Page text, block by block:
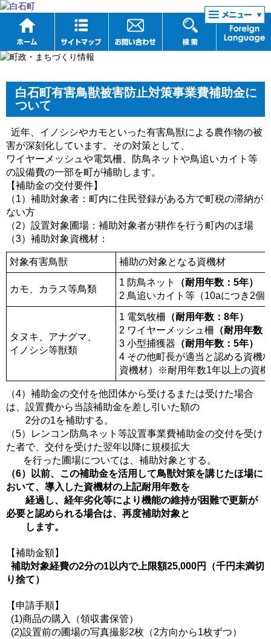
リンク集
白石町有害鳥獣被害防止対策事業費補助金に
ついて
近年、イノシシやカモといった有害鳥獣による農作物の被
害が深刻化しています。その対策として、
ワイヤーメッシュや電気柵、防鳥ネットや鳥追いカイト等
の設備費の一部を町が補助します。
【補助金の交付要件】
（1）補助対象者：町内に住民登録がある方で町税の滞納が
ない方
（2）設置対象圃場：補助対象者が耕作を行う町内のほ場
（3）補助対象資機材：
対象有害鳥獣 補助の対象となる資機材
カモ、カラス等鳥類
1 防鳥ネット
（耐用年数：5年）
2 鳥追いカイト等（10aにつき2個
タヌキ、アナグマ、
イノシシ等獣類
1 電気牧柵 （耐用年数：8年）
2 ワイヤーメッシュ柵 （耐用年数
3 小型捕獲器 （耐用年数：5年）
4 その他町長が適当と認める資機
資機材）※耐用年数1年以上の資
（4）補助金の交付を他団体から受けるまたは受けた場合
は、設置費から当該補助金を差し引いた額の
2分の1を補助する。
（5）レンコン防鳥ネット等設置事業費補助金の交付を受け
た者で、交付を受けた翌年以降に規模拡大
を行った圃場については、補助対象とする。
（6）以前、この補助金を活用して鳥獣対策を講じたほ場に
おいて、導入した資機材の上記耐用年数を
経過し、経年劣化等により機能の維持が困難で更新が
必要と認められる場合は、再度補助対象と
します。
【補助金額】
補助対象経費の2分の1以内で上限額25,000円（千円未満切
り捨て）
【申請手順】
(1)商品の購入（領収書保管）
(2)設置前の圃場の写真撮影2枚（2方向から1枚ずつ）